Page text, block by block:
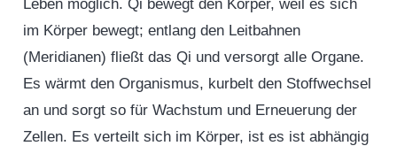
Leben möglich. Qi bewegt den Körper, weil es sich
im Körper bewegt; entlang den Leitbahnen
(Meridianen) fließt das Qi und versorgt alle Organe.
Es wärmt den Organismus, kurbelt den Stoffwechsel
an und sorgt so für Wachstum und Erneuerung der
Zellen. Es verteilt sich im Körper, ist es ist abhängig